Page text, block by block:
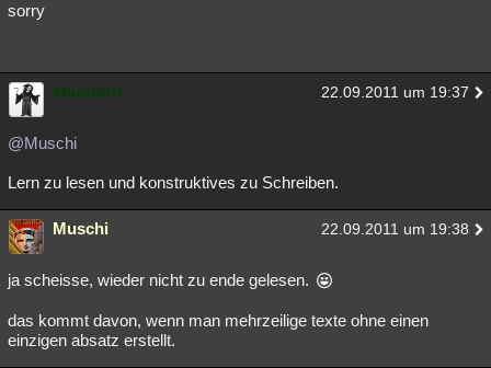
sorry
shionoro 22.09.2011 um 19:37
@Muschi
Lern zu lesen und konstruktives zu Schreiben.
Muschi 22.09.2011 um 19:38
ja scheisse, wieder nicht zu ende gelesen.
das kommt davon, wenn man mehrzeilige texte ohne einen
einzigen absatz erstellt.